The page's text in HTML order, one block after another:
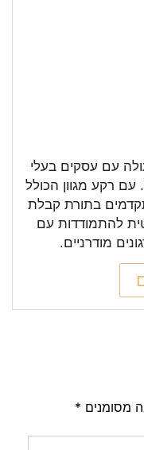
עם עסקים בעלי
עם רקע מגוון הכולל
בתורת קבלת
להתמודדות עם
מודרניים.
מסומנים *